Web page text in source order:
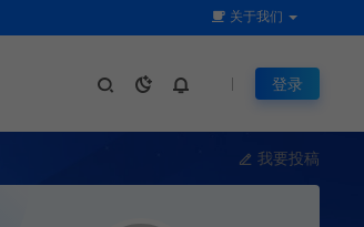
关于我们
登录
我要投稿